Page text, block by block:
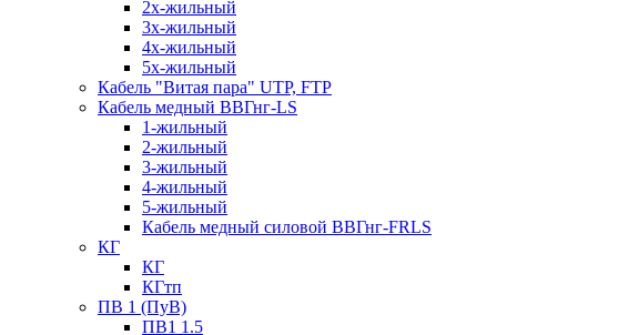
2х-жильный
3х-жильный
4х-жильный
5х-жильный
Кабель "Витая пара" UTP, FTP
Кабель медный ВВГнг-LS
1-жильный
2-жильный
3-жильный
4-жильный
5-жильный
Кабель медный силовой ВВГнг-FRLS
КГ
КГ
КГтп
ПВ 1 (ПуВ)
ПВ1 1.5